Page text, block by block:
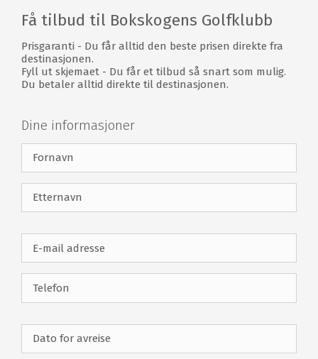
Par 71
6378 meter fra tee 66
5950 meter fra tee 61
5736 meter fra tee 58
5483 meter fra tee 55
4891 meter fra tee 50
Naturbane
Par 71
5470 meter fra tee 55
4646 meter fra tee 46
4061 meter fra tee 40
2 x 18 hulls baner
Klubbhus
Restaurant
Shop
Omkledning
Bad
Leie av golfbil
Få tilbud til Bokskogens Golfklubb
Prisgaranti - Du får alltid den beste prisen direkte fra
destinasjonen.
Fyll ut skjemaet - Du får et tilbud så snart som mulig.
Du betaler alltid direkte til destinasjonen.
Dine informasjoner